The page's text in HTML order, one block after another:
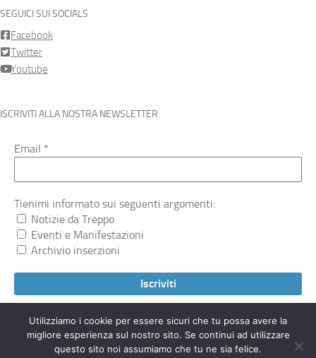
SEGUICI SUI SOCIALS
Facebook
Twitter
Youtube
ISCRIVITI ALLA NOSTRA NEWSLETTER
Email *
Tienimi informato sui seguenti argomenti:
Notizie da Treppo
Eventi e Manifestazioni
Archivio inserzioni
Treppocarnico.org © 2026. Tutti i diritti riservati.
Utilizziamo i cookie per essere sicuri che tu possa avere la
migliore esperienza sul nostro sito. Se continui ad utilizzare
questo sito noi assumiamo che tu ne sia felice.